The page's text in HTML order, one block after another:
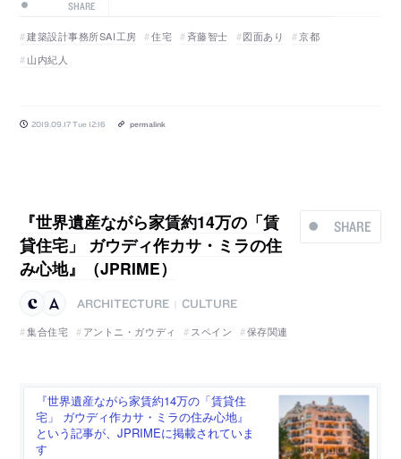
SHARE
建築設計事務所SAI工房 住宅 斉藤智士 図面あり
京都
山内紀人
2019.09.17 Tue 12:16 permalink
SHARE
『世界遺産ながら家賃約14万の「賃
貸住宅」 ガウディ作カサ・ミラの住
み心地』（JPRIME）
ARCHITECTURE
CULTURE
集合住宅
アントニ・ガウディ スペイン 保存関連
『世界遺産ながら家賃約14万の「賃貸住
宅」 ガウディ作カサ・ミラの住み心地』
という記事が、JPRIMEに掲載されていま
す